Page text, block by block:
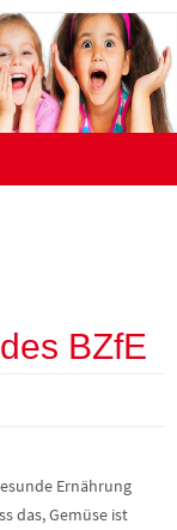
BZfE
Ernährung
das, Gemüse ist